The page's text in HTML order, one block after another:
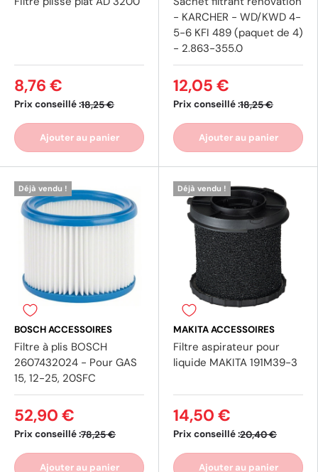
Prix conseillé :18,25 €
8,76 €
Ajouter au panier
- KARCHER - WD/KWD 4-
5-6 KFI 489 (paquet de 4)
- 2.863-355.0
Prix conseillé :18,25 €
12,05 €
Ajouter au panier
Déjà vendu !
BOSCH ACCESSOIRES
Filtre à plis BOSCH
2607432024 - Pour GAS
15, 12-25, 20SFC
Prix conseillé :78,25 €
52,90 €
Ajouter au panier
Déjà vendu !
MAKITA ACCESSOIRES
Filtre aspirateur pour
liquide MAKITA 191M39-3
Prix conseillé :20,40 €
14,50 €
Ajouter au panier